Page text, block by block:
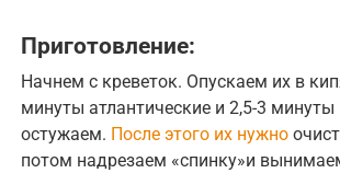
Приготовление:
Начнем с креветок. Опускаем их в
минуты атлантические и 2,5-3
остужаем. После этого их нужно
потом надрезаем «спинку»и